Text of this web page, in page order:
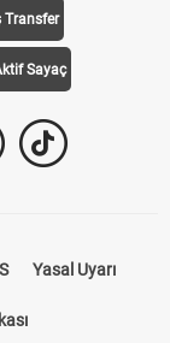
Transfer
Sayaç
Yasal Uyarı